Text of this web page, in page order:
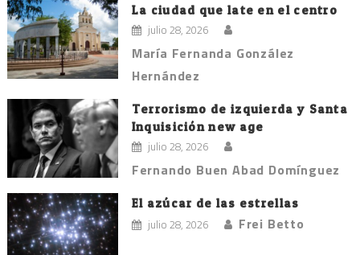
entradas
La ciudad que late en el centro
julio 28, 2026
María Fernanda González
Hernández
Terrorismo de izquierda y Santa
Inquisición new age
julio 28, 2026
Fernando Buen Abad Domínguez
El azúcar de las estrellas
julio 28, 2026 Frei Betto